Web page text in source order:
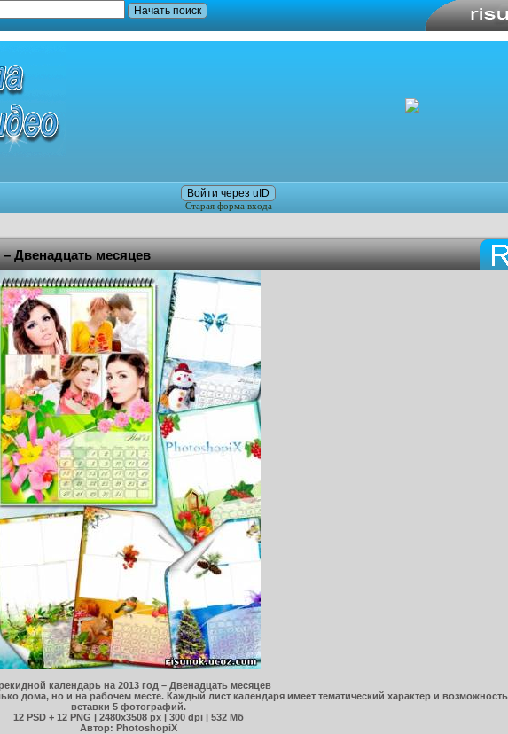
Войти через uID
Старая форма входа
Двенадцать месяцев
календарь на 2013 год – Двенадцать месяцев
дома, но и на рабочем месте. Каждый лист календаря имеет тематический характер и возможность
вставки 5 фотографий.
12 PSD + 12 PNG | 2480х3508 рх | 300 dpi | 532 Mб
Автор: PhotoshopiХ